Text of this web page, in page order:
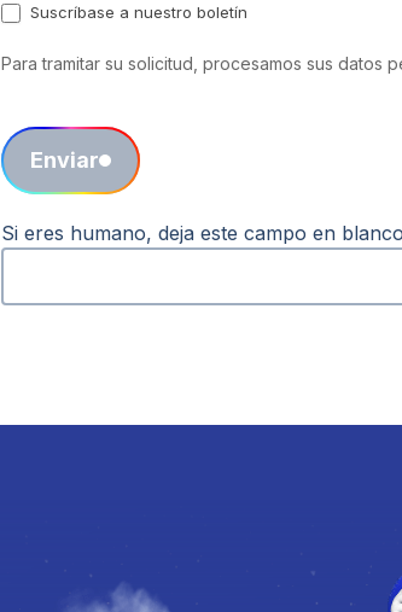
Suscríbase a nuestro boletín
Para tramitar su solicitud, procesamos sus datos
Enviar
Si eres humano, deja este campo en